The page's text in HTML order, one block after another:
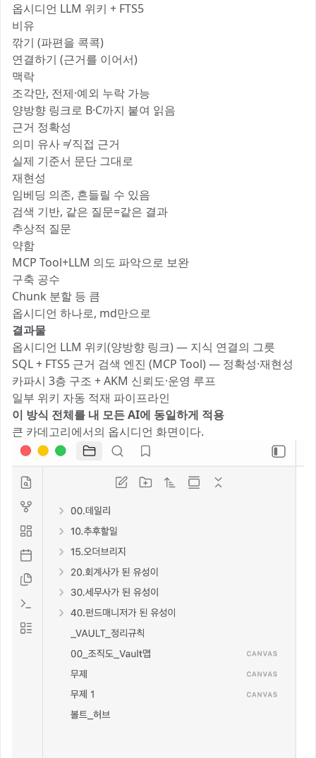
옵시디언 LLM 위키 + FTS5
비유
깎기 (파편을 콕콕)
연결하기 (근거를 이어서)
맥락
조각만, 전제·예외 누락 가능
양방향 링크로 B·C까지 붙여 읽음
근거 정확성
의미 유사 ≠ 직접 근거
실제 기준서 문단 그대로
재현성
임베딩 의존, 흔들릴 수 있음
검색 기반, 같은 질문=같은 결과
추상적 질문
약함
MCP Tool+LLM 의도 파악으로 보완
구축 공수
Chunk 분할 등 큼
옵시디언 하나로, md만으로
결과물
옵시디언 LLM 위키(양방향 링크) — 지식 연결의 그릇
SQL + FTS5 근거 검색 엔진 (MCP Tool) — 정확성·재현성
카파시 3층 구조 + AKM 신뢰도·운영 루프
일부 위키 자동 적재 파이프라인
이 방식 전체를 내 모든 AI에 동일하게 적용
큰 카데고리에서의 옵시디언 화면이다.